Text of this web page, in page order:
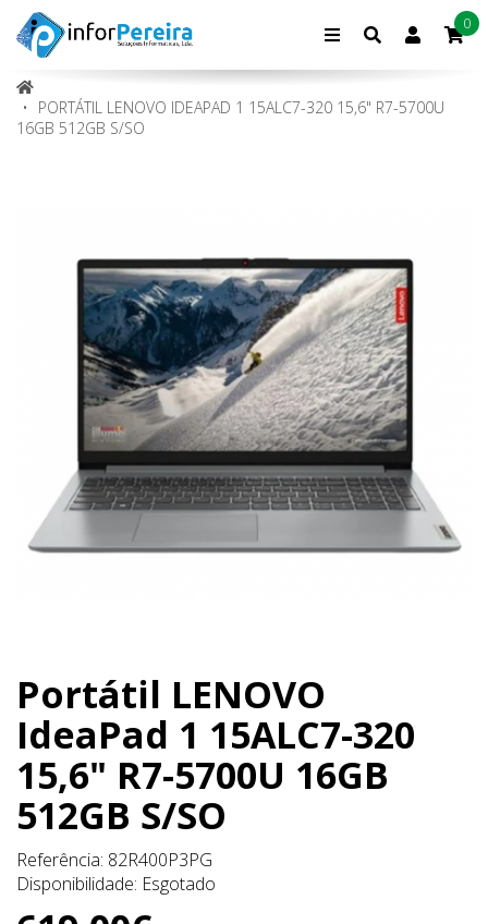
Conta0
PORTÁTIL LENOVO IDEAPAD 1 15ALC7-320 15,6" R7-5700U
16GB 512GB S/SO
Portátil LENOVO
IdeaPad 1 15ALC7-320
15,6" R7-5700U 16GB
512GB S/SO
Referência: 82R400P3PG
Disponibilidade: Esgotado